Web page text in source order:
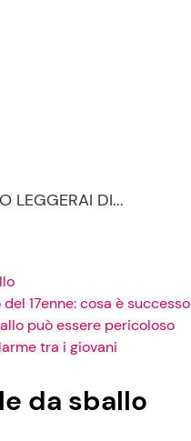
LEGGERAI DI...
17enne: cosa è successo
può essere pericoloso
tra i giovani
da sballo